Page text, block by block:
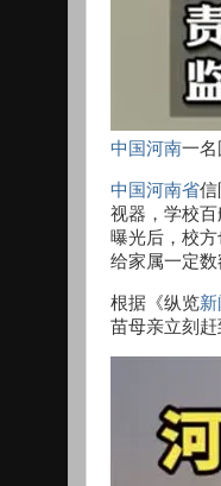
中国河南一名
中国河南省信
视器，学校
曝光后，校
给家属一定
根据《纵览新
苗母亲立刻